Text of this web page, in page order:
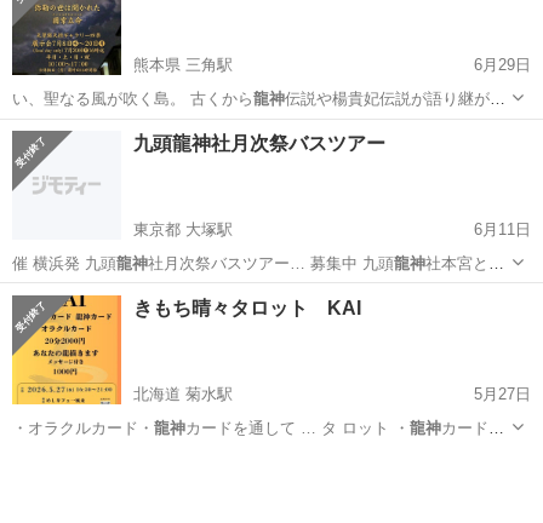
熊本県 三角駅
6月29日
い、聖なる風が吹く島。 古くから龍神伝説や楊貴妃伝説が語り継が
れ、 龍ヶ…
熊本 三角駅 展示会
九頭龍神社月次祭バスツアー
東京都 大塚駅
6月11日
催 横浜発 九頭龍神 社月次祭バスツアー… 募集中 九頭龍神社本宮と箱
根神社参…
東京 豊島区 大塚駅 その他
きもち晴々タロット KAI
北海道 菊水駅
5月27日
・オラクルカード・ 龍神 カードを通して … タ ロット ・ 龍神カードか